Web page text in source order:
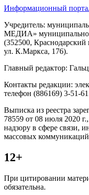
Информационный
Учредитель:
МЕДИА»
(352500,
ул. К.Маркса, 176).
Главный редактор:
Контакты редакции:
телефон (886169) 3-51-
Выписка из реестра
78559 от 08 июля 2020
надзору в сфере связи,
массовых
12+
При цитировании
обязательна.